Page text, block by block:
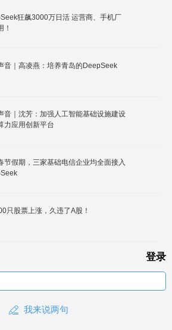
狂飙3000万日活 运营商、手机厂
！
音｜高凌燕：培养青岛的DeepSeek
音｜沈芳：加强人工智能基础设施建设
力应用创新平台
节假期，三家基础电信企业均全面接入
只股票上涨，久违了A股！
登录
我来说两句